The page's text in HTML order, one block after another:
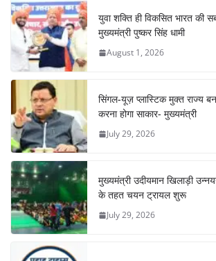
युवा शक्ति ही विकसित भारत की
मुख्यमंत्री पुष्कर सिंह धामी
August 1, 2026
सिंगल-यूज़ प्लास्टिक मुक्त राज्य
करना होगा साकार- मुख्यमंत्री
July 29, 2026
मुख्यमंत्री उदीयमान खिलाड़ी
के तहत चयन ट्रायल शुरू
July 29, 2026